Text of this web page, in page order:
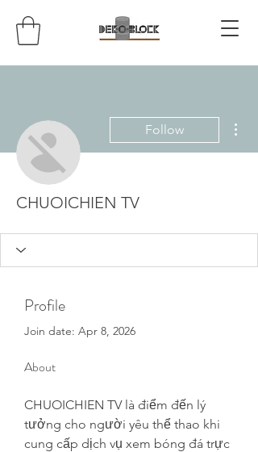
Follow
CHUOICHIEN TV
Profile
Join date: Apr 8, 2026
About
CHUOICHIEN TV là điểm đến lý
tưởng cho người yêu thể thao khi
cung cấp dịch vụ xem bóng đá trực